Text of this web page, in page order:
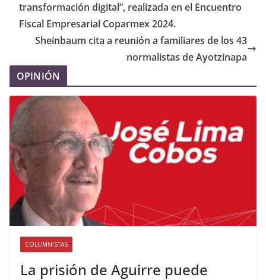
transformación digital”, realizada en el Encuentro
Fiscal Empresarial Coparmex 2024.
Sheinbaum cita a reunión a familiares de los 43
normalistas de Ayotzinapa
OPINIÓN
COLUMNISTAS
La prisión de Aguirre puede